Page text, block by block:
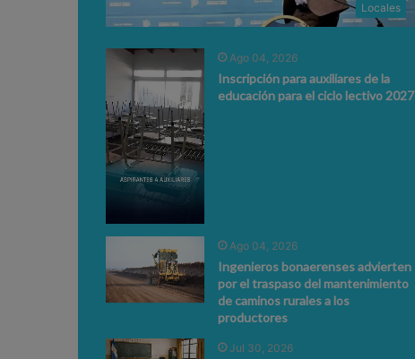
Locales
Ago 04, 2026
Inscripción para auxiliares de la
educación para el ciclo lectivo 2027
Ago 04, 2026
Ingenieros bonaerenses advierten
por el traspaso del mantenimiento
de caminos rurales a los
productores
Jul 30, 2026